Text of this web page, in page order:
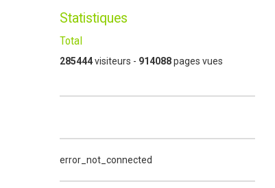
Statistiques
Total
285444visiteurs - 914088pages vues
error_not_connected